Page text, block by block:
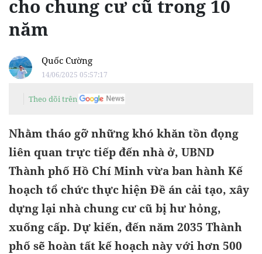
cho chung cư cũ trong 10
năm
Quốc Cường
14/06/2025 05:57:17
Theo dõi trên
Nhằm tháo gỡ những khó khăn tồn đọng
liên quan trực tiếp đến nhà ở, UBND
Thành phố Hồ Chí Minh vừa ban hành Kế
hoạch tổ chức thực hiện Đề án cải tạo, xây
dựng lại nhà chung cư cũ bị hư hỏng,
xuống cấp. Dự kiến, đến năm 2035 Thành
phố sẽ hoàn tất kế hoạch này với hơn 500